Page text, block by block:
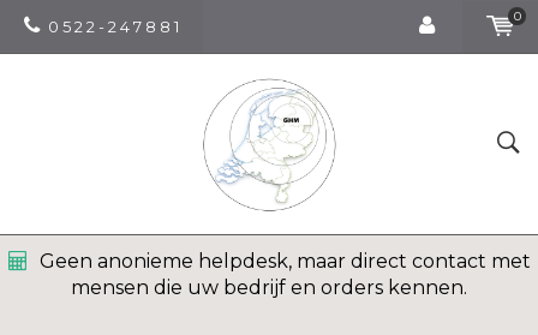
0 5 2 2 - 2 4 7 8 8 1
0
Geen anonieme helpdesk, maar direct contact met
mensen die uw bedrijf en orders kennen.